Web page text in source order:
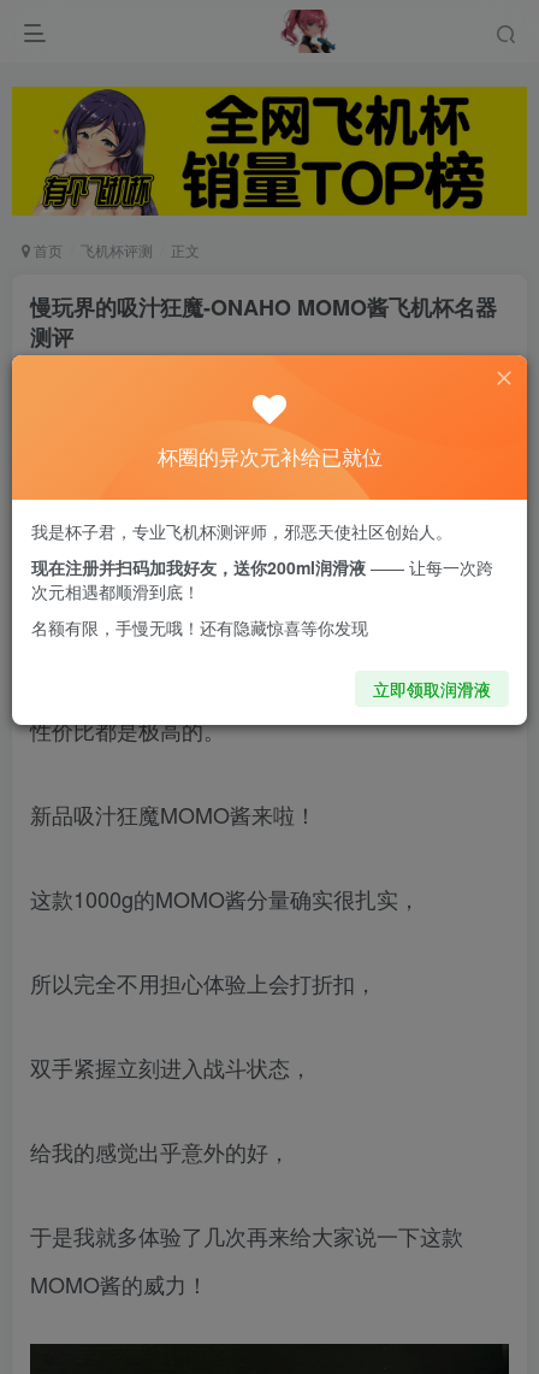
首页 飞机杯评测 正文
慢玩界的吸汁狂魔-ONAHO MOMO酱飞机杯名器
测评
从头到尾的体验只能用舒服来形容，仿佛一位知性
大姐姐全程温柔照顾，不得不再次夸赞一下模型的
颜值了，再对比一下我之前买的手持杯子，
MOMO酱不能说是降维打击，至少也算一骑绝尘
了，无论细节设计还是使用体验上，MOMO酱的
性价比都是极高的。
新品吸汁狂魔MOMO酱来啦！
这款1000g的MOMO酱分量确实很扎实，
所以完全不用担心体验上会打折扣，
双手紧握立刻进入战斗状态，
给我的感觉出乎意外的好，
于是我就多体验了几次再来给大家说一下这款
MOMO酱的威力！
杯圈的异次元补给已就位
我是杯子君，专业飞机杯测评师，邪恶天使社区创始人。
现在注册并扫码加我好友，送你200ml润滑液 —— 让每一次跨
次元相遇都顺滑到底！
名额有限，手慢无哦！还有隐藏惊喜等你发现
立即领取润滑液